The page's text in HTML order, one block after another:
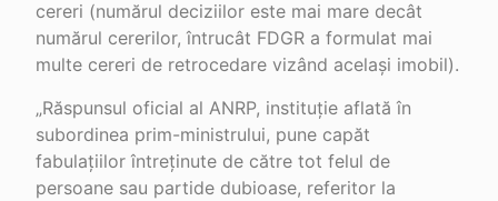
cereri (numărul deciziilor este mai mare decât
numărul cererilor, întrucât FDGR a formulat mai
multe cereri de retrocedare vizând același imobil).
„Răspunsul oficial al ANRP, instituție aflată în
subordinea prim-ministrului, pune capăt
fabulațiilor întreținute de către tot felul de
persoane sau partide dubioase, referitor la